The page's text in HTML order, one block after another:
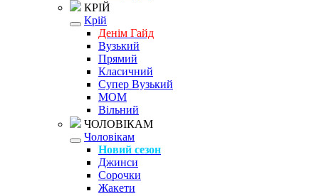
КРІЙ
Крій
Денім Гайд
Вузький
Прямий
Класичний
Супер Вузький
MOM
Вільний
ЧОЛОВІКАМ
Чоловікам
Новий сезон
Джинси
Сорочки
Жакети